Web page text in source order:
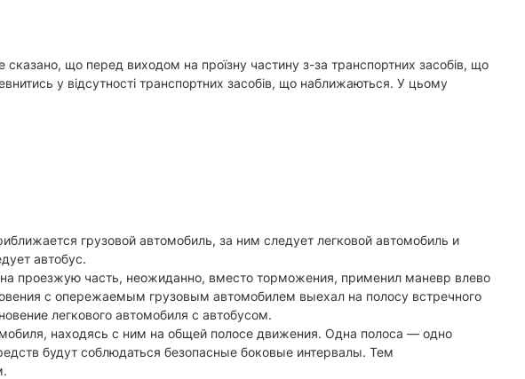
сказано, що перед виходом на проїзну частину з-за транс­портних засобів, що
у відсутності транспортних засобів, що наближаються. У цьому
грузовой автомобиль, за ним следует легковой автомобиль и
автобус.
проезжую часть, неожиданно, вместо торможения, применил маневр влево
с опережаемым грузовым автомобилем выехал на полосу встречного
легкового автомобиля с автобусом.
находясь с ним на общей полосе движения. Одна полоса — одно
будут соблюдаться безопасные боковые интервалы. Тем